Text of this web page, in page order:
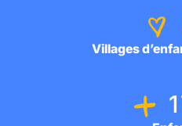
Villages